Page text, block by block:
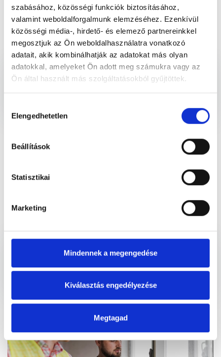
szabásához, közösségi funkciók biztosításához,
valamint weboldalforgalmunk elemzéséhez. Ezenkívül
közösségi média-, hirdető- és elemező partnereinkkel
megosztjuk az Ön weboldalhasználatra vonatkozó
adatait, akik kombinálhatják az adatokat más olyan
adatokkal, amelyeket Ön adott meg számukra vagy az
Ön által használt más szolgáltatásokból gyűjtöttek.
kiválasztása
Elengedhetetlen
Beállítások
Statisztikai
Marketing
Mindennek a megengedése
Kiválasztás engedélyezése
Megtagad
Gépi földmunkavégzés
Csarnoképítés
ajánlatunkat még ma!